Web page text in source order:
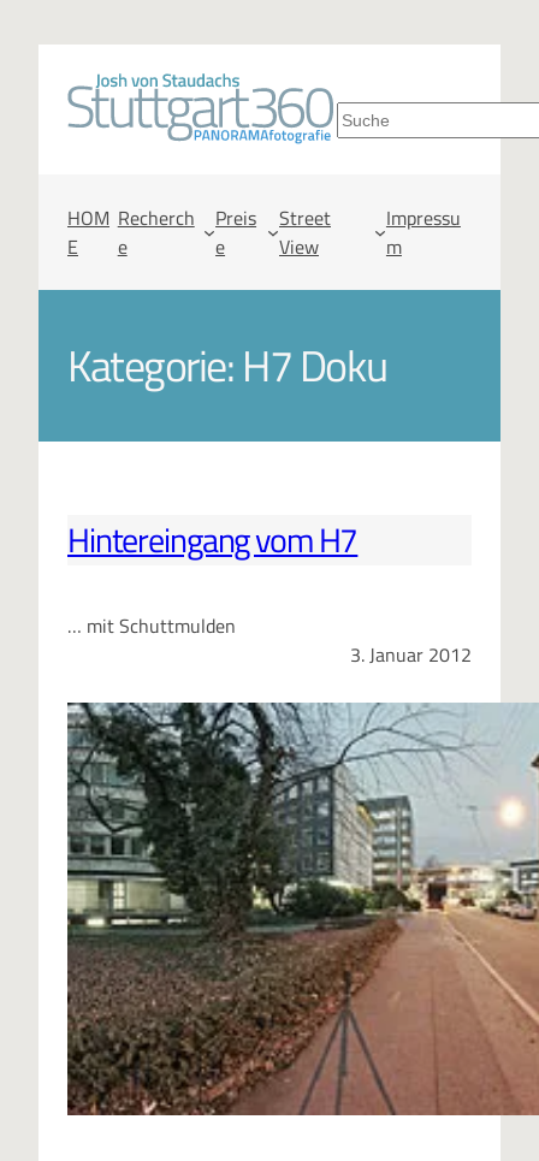
S
h
n
HOM
E
Recherch
e
Preis
e
Street
View
Impressu
m
Kategorie:H7 Doku
Hintereingang vom H7
… mit Schuttmulden
3. Januar 2012